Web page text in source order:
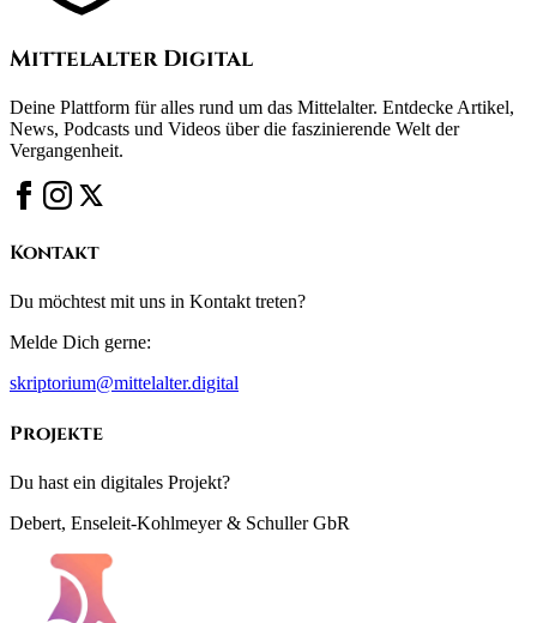
Mittelalter Digital
Deine Plattform für alles rund um das Mittelalter. Entdecke Artikel,
News, Podcasts und Videos über die faszinierende Welt der
Vergangenheit.
Kontakt
Du möchtest mit uns in Kontakt treten?
Melde Dich gerne:
skriptorium@mittelalter.digital
Projekte
Du hast ein digitales Projekt?
Debert, Enseleit-Kohlmeyer & Schuller GbR